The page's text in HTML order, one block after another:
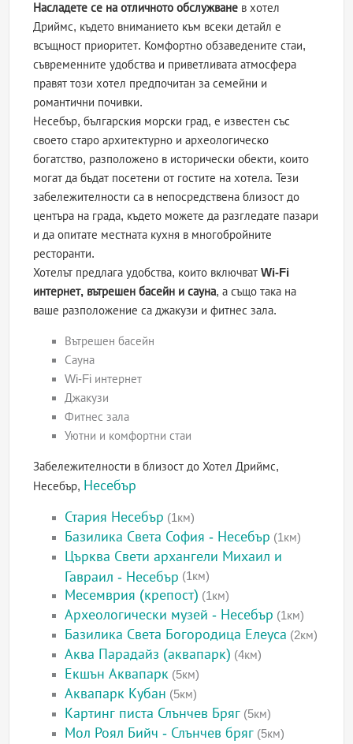
Насладете се на отличното обслужване в хотел
Дриймс, където вниманието към всеки детайл е
всъщност приоритет. Комфортно обзаведените стаи,
съвременните удобства и приветливата атмосфера
правят този хотел предпочитан за семейни и
романтични почивки.
Несебър, българския морски град, е известен със
своето старо архитектурно и археологическо
богатство, разположено в исторически обекти, които
могат да бъдат посетени от гостите на хотела. Тези
забележителности са в непосредствена близост до
центъра на града, където можете да разгледате пазари
и да опитате местната кухня в многобройните
ресторанти.
Хотелът предлага удобства, които включватWi-Fi
интернет, вътрешен басейн и сауна, а също така на
ваше разположение са джакузи и фитнес зала.
Вътрешен басейн
Сауна
Wi-Fi интернет
Джакузи
Фитнес зала
Уютни и комфортни стаи
Забележителности в близост до Хотел Дриймс,
Несебър, Несебър
Стария Несебър (1км)
Базилика Света София - Несебър (1км)
Църква Свети архангели Михаил и
Гавраил - Несебър (1км)
Месемврия (крепост) (1км)
Археологически музей - Несебър (1км)
Базилика Света Богородица Елеуса (2км)
Аква Парадайз (аквапарк) (4км)
Екшън Аквапарк (5км)
Аквапарк Кубан (5км)
Картинг писта Слънчев Бряг (5км)
Мол Роял Бийч - Слънчев бряг (5км)